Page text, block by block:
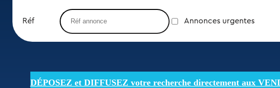
Réf Annonces urgentes
DÉPOSEZ et DIFFUSEZ votre recherche directement aux